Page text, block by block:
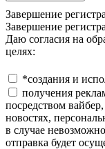
Завершение
Завершение
Даю согласия на
целях:
*создания и
получения
посредством
новостях,
в случае
отправка будет